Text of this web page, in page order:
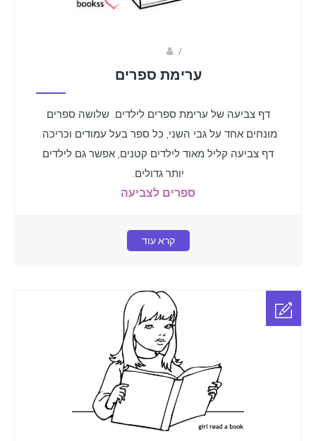
/
ערימת ספרים
דף צביעה של ערימת ספרים לילדים. שלושה ספרים
מונחים אחד על גבי השני, כל ספר בעל עמודים וכריכה.
דף צביעה קליל מאוד לילדים קטנים, אפשר גם לילדים
יותר גדולים.
ספרים לצביעה
קרא עוד